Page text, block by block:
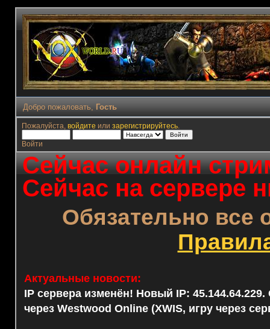
Добро пожаловать, Гость
Пожалуйста, войдите или зарегистрируйтесь.
Войти
Сейчас онлайн
Сейчас на сервере
Обязательно все
Актуальные новости:
IP сервера изменён! Новый IP: 45.144.64.229.
через Westwood Online (XWIS, игру через